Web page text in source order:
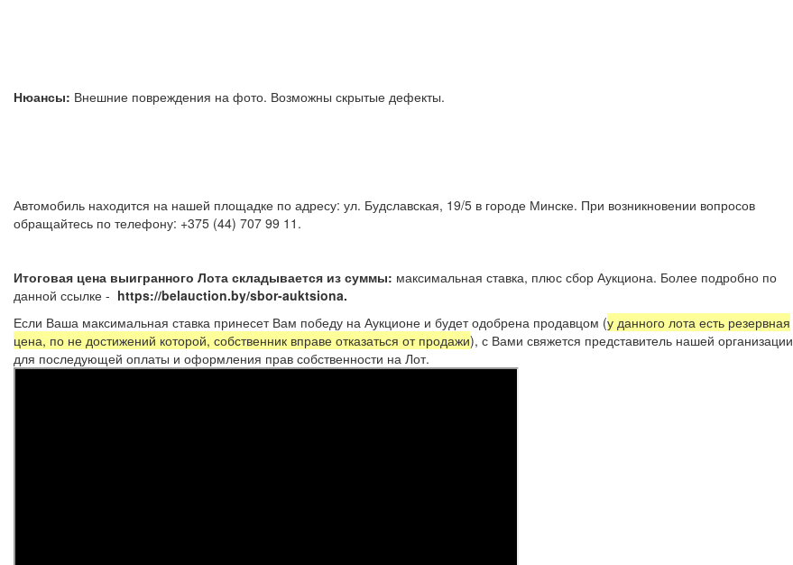
Нюансы: Внешние повреждения на фото. Возможны скрытые дефекты.
Автомобиль находится на нашей площадке по адресу: ул. Будславская, 19/5 в городе Минске. При возникновении вопросов
обращайтесь по телефону: +375 (44) 707 99 11.
Итоговая цена выигранного Лота складывается из суммы: максимальная ставка, плюс сбор Аукциона. Более подробно по
данной ссылке - https://belauction.by/sbor-auktsiona.
Если Ваша максимальная ставка принесет Вам победу на Аукционе и будет одобрена продавцом (у данного лота есть резервная
цена, по не достижений которой, собственник вправе отказаться от продажи), с Вами свяжется представитель нашей организации
для последующей оплаты и оформления прав собственности на Лот.